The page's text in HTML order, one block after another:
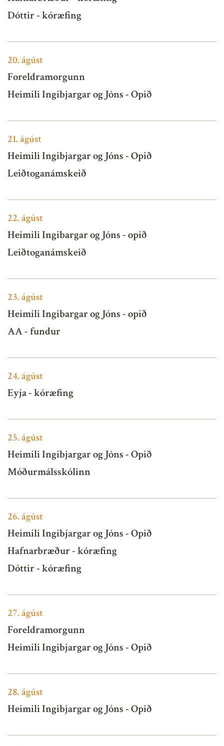
Dóttir - kóræfing
20.ágúst
Foreldramorgunn
Heimili Ingibjargar og Jóns - Opið
21.ágúst
Heimili Ingibjargar og Jóns - Opið
Leiðtoganámskeið
22.ágúst
Heimili Ingibargar og Jóns - opið
Leiðtoganámskeið
23.ágúst
Heimili Ingibargar og Jóns - opið
AA - fundur
24.ágúst
Eyja - kóræfing
25.ágúst
Heimili Ingibjargar og Jóns - Opið
Móðurmálsskólinn
26.ágúst
Heimili Ingibjargar og Jóns - Opið
Hafnarbræður - kóræfing
Dóttir - kóræfing
27.ágúst
Foreldramorgunn
Heimili Ingibjargar og Jóns - Opið
28.ágúst
Heimili Ingibjargar og Jóns - Opið